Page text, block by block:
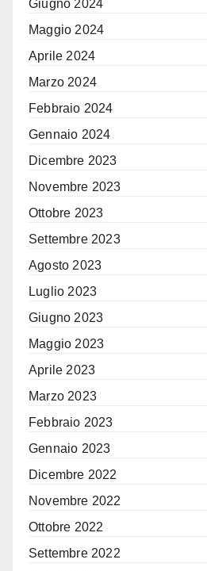
Giugno 2024
Maggio 2024
Aprile 2024
Marzo 2024
Febbraio 2024
Gennaio 2024
Dicembre 2023
Novembre 2023
Ottobre 2023
Settembre 2023
Agosto 2023
Luglio 2023
Giugno 2023
Maggio 2023
Aprile 2023
Marzo 2023
Febbraio 2023
Gennaio 2023
Dicembre 2022
Novembre 2022
Ottobre 2022
Settembre 2022